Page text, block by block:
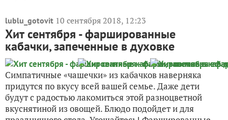
lublu_gotovit 10 сентября 2018, 12:23
Хит сентября - фаршированные
кабачки, запеченные в духовке
Симпатичные «чашечки» из кабачков наверняка
придутся по вкусу всей вашей семье. Даже дети
будут с радостью лакомиться этой разноцветной
вкуснятиной из овощей. Блюдо подойдет и для